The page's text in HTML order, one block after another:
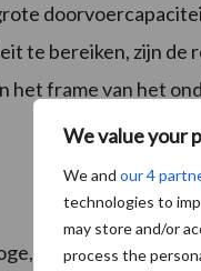
We value your
We and our 4
technologies to
may store and/or
process the
te bereiken, zijn de
het frame van het
zwaarbeladen